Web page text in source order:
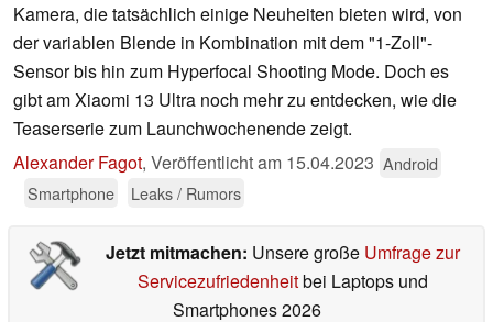
Kamera, die tatsächlich einige Neuheiten bieten wird, von
der variablen Blende in Kombination mit dem "1-Zoll"-
Sensor bis hin zum Hyperfocal Shooting Mode. Doch es
gibt am Xiaomi 13 Ultra noch mehr zu entdecken, wie die
Teaserserie zum Launchwochenende zeigt.
Alexander Fagot, Veröffentlicht am 15.04.2023 Android
Smartphone
Leaks / Rumors
Jetzt mitmachen: Unsere große Umfrage zur
Servicezufriedenheitbei Laptops und
Smartphones 2026